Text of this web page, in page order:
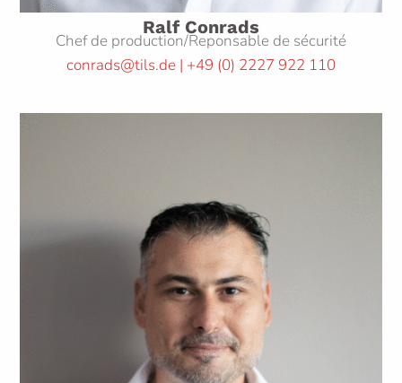
Ralf Conrads
Chef de production/Reponsable de sécurité
conrads@tils.de | +49 (0) 2227 922 110